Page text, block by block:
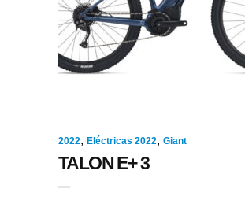
2022, Eléctricas 2022, Giant
TALON E+ 3